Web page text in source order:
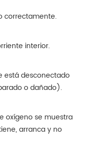
correctamente.
interior.
está desconectado
o dañado).
oxígeno se muestra
arranca y no